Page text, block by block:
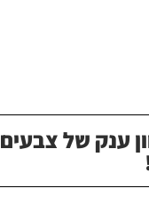
ענק של צבעים